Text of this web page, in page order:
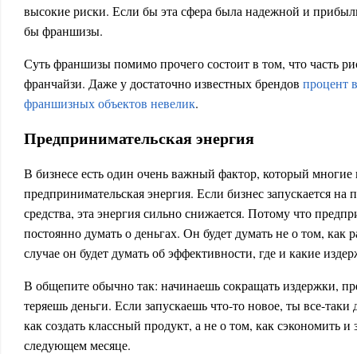
высокие риски. Если бы эта сфера была надежной и
бы франшизы.
Суть франшизы помимо прочего состоит в том, что часть
франчайзи. Даже у достаточно известных брендов процент
франшизных объектов невелик.
Предпринимательская энергия
В бизнесе есть один очень важный фактор, который
предпринимательская энергия. Если бизнес запускается
средства, эта энергия сильно снижается. Потому что
постоянно думать о деньгах. Он будет думать не о том, как
случае он будет думать об эффективности, где и какие
В общепите обычно так: начинаешь сокращать издержки,
теряешь деньги. Если запускаешь что-то новое, ты все-
как создать классный продукт, а не о том, как сэкономить и
следующем месяце.